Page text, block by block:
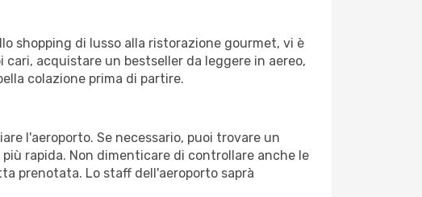
shopping di lusso alla ristorazione gourmet, vi è
acquistare un bestseller da leggere in aereo,
colazione prima di partire.
l'aeroporto. Se necessario, puoi trovare un
rapida. Non dimenticare di controllare anche le
prenotata. Lo staff dell'aeroporto saprà